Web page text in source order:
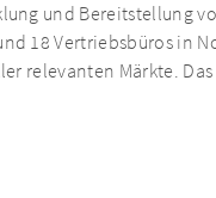
und Bereitstellung
18 Vertriebsbüros in
relevanten Märkte.